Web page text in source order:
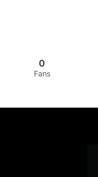
0
Fans